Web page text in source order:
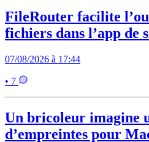
FileRouter facilite
fichiers dans l’app de
07/08/2026 à 17:44
• 7
Un bricoleur imagine
d’empreintes pour